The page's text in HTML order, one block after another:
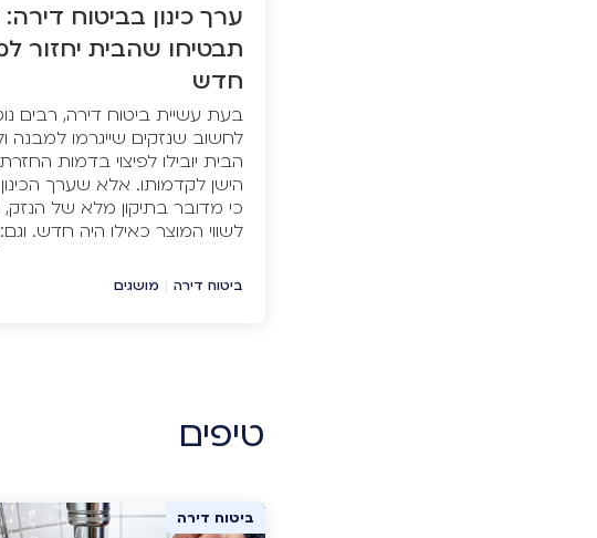
ערך כינון בביטוח
תבטיחו שהבית יחזור
חדש
בעת עשיית ביטוח דירה, רבים
לחשוב שנזקים שייגרמו למבנה
הבית יובילו לפיצוי בדמות
הישן לקדמותו. אלא שערך
כי מדובר בתיקון מלא של הנזק,
לשווי המוצר כאילו היה חדש.
המשמעויות בביטוח משכנתא
ביטוח דירה | מושגים
טיפים
ביטוח דירה